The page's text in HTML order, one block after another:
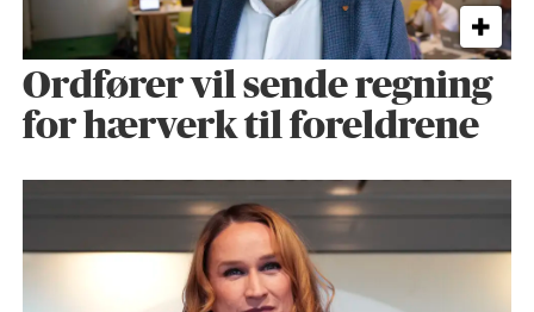
Ordfører vil sende regning
for hærverk til foreldrene